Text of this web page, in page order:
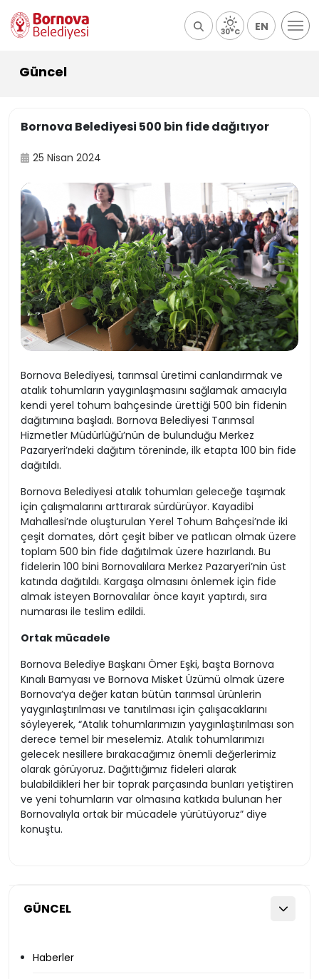
30°C EN
Güncel
GÜNCEL
Haberler
Bornova Belediyesi 500 bin fide dağıtıyor
25 Nisan 2024
Bornova Belediyesi, tarımsal üretimi canlandırmak ve
atalık tohumların yaygınlaşmasını sağlamak amacıyla
kendi yerel tohum bahçesinde ürettiği 500 bin fidenin
dağıtımına başladı. Bornova Belediyesi Tarımsal
Hizmetler Müdürlüğü’nün de bulunduğu Merkez
Pazaryeri’ndeki dağıtım töreninde, ilk etapta 100 bin fide
dağıtıldı.
Bornova Belediyesi atalık tohumları geleceğe taşımak
için çalışmalarını arttırarak sürdürüyor. Kayadibi
Mahallesi’nde oluşturulan Yerel Tohum Bahçesi’nde iki
çeşit domates, dört çeşit biber ve patlıcan olmak üzere
toplam 500 bin fide dağıtılmak üzere hazırlandı. Bu
fidelerin 100 bini Bornovalılara Merkez Pazaryeri’nin üst
katında dağıtıldı. Kargaşa olmasını önlemek için fide
almak isteyen Bornovalılar önce kayıt yaptırdı, sıra
numarası ile teslim edildi.
Ortak mücadele
Bornova Belediye Başkanı Ömer Eşki, başta Bornova
Kınalı Bamyası ve Bornova Misket Üzümü olmak üzere
Bornova’ya değer katan bütün tarımsal ürünlerin
yaygınlaştırılması ve tanıtılması için çalışacaklarını
söyleyerek, “Atalık tohumlarımızın yaygınlaştırılması son
derece temel bir meselemiz. Atalık tohumlarımızı
gelecek nesillere bırakacağımız önemli değerlerimiz
olarak görüyoruz. Dağıttığımız fideleri alarak
bulabildikleri her bir toprak parçasında bunları yetiştiren
ve yeni tohumların var olmasına katkıda bulunan her
Bornovalıyla ortak bir mücadele yürütüyoruz” diye
konuştu.